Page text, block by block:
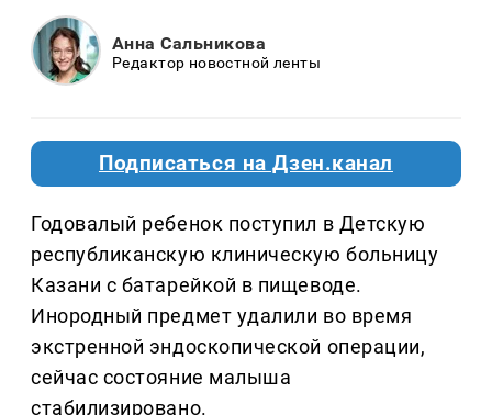
Анна Сальникова
Редактор новостной ленты
Подписаться на Дзен.канал
Годовалый ребенок поступил в Детскую
республиканскую клиническую больницу
Казани с батарейкой в пищеводе.
Инородный предмет удалили во время
экстренной эндоскопической операции,
сейчас состояние малыша
стабилизировано.